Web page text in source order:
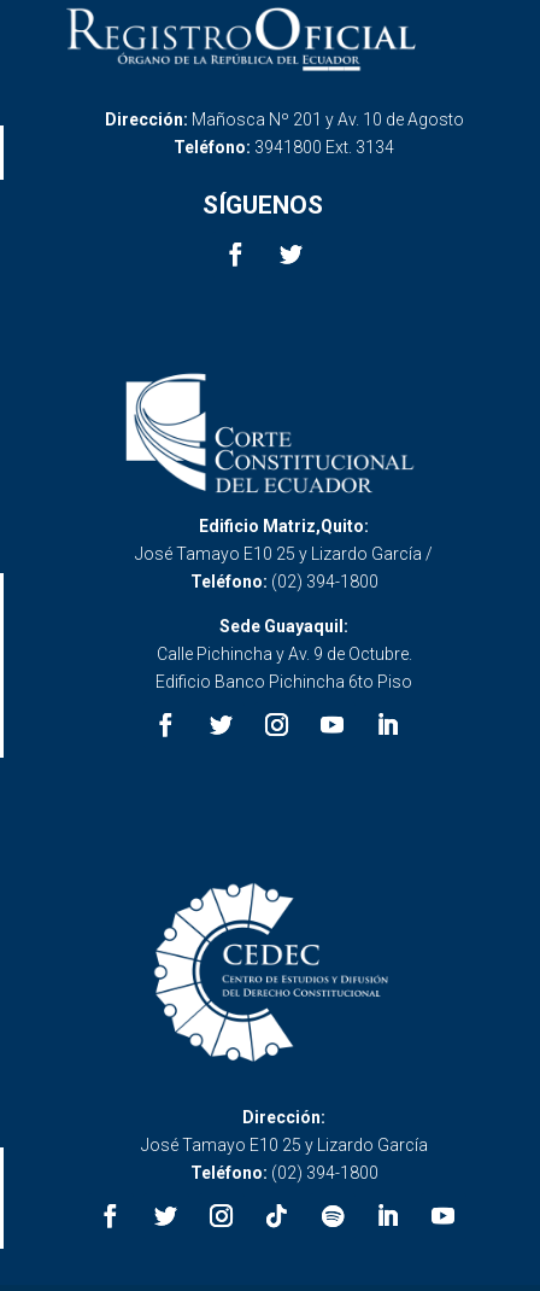
Dirección: Mañosca Nº 201 y Av. 10 de Agosto
Teléfono: 3941800 Ext. 3134
SÍGUENOS
Edificio Matriz,Quito:
José Tamayo E10 25 y Lizardo García /
Teléfono: (02) 394-1800
Sede Guayaquil:
Calle Pichincha y Av. 9 de Octubre.
Edificio Banco Pichincha 6to Piso
Dirección:
José Tamayo E10 25 y Lizardo García
Teléfono: (02) 394-1800